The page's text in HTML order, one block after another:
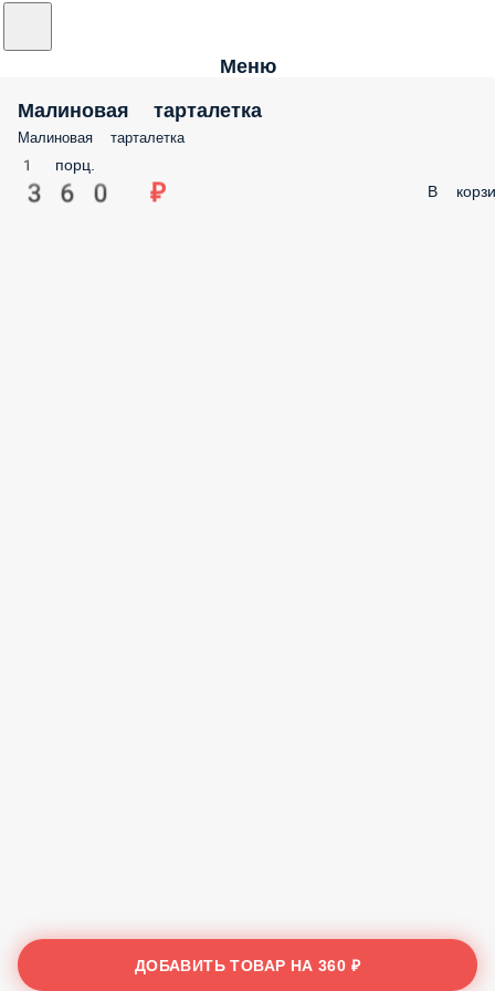
Меню
Малиновая тарталетка
Малиновая тарталетка
1 порц.
360 ₽ В
ДОБАВИТЬ ТОВАР НА360 ₽